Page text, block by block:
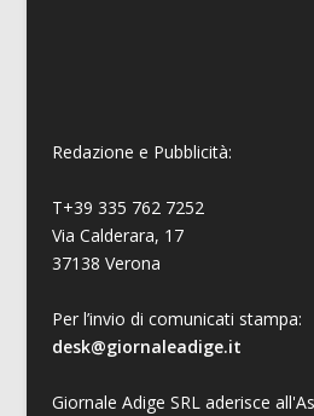
Redazione e Pubblicità:
T+39 335 762 7252
Via Calderara, 17
37138 Verona
Per l’invio di comunicati stampa:
desk@giornaleadige.it
Giornale Adige SRL aderisce